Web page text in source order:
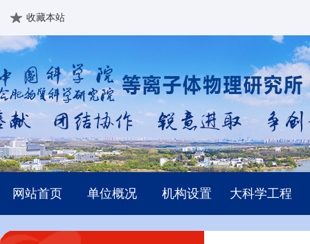
收藏本站
网站首页 单位概况 机构设置 大科学工程